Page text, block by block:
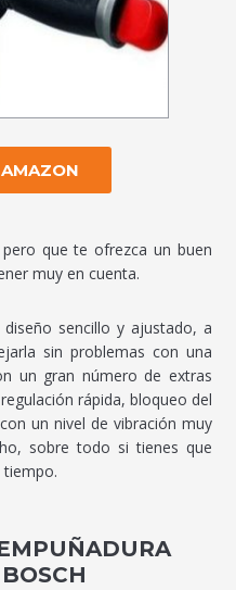
que te ofrezca un buen
muy en cuenta.
sencillo y ajustado, a
sin problemas con una
un gran número de extras
rápida, bloqueo del
un nivel de vibración muy
sobre todo si tienes que